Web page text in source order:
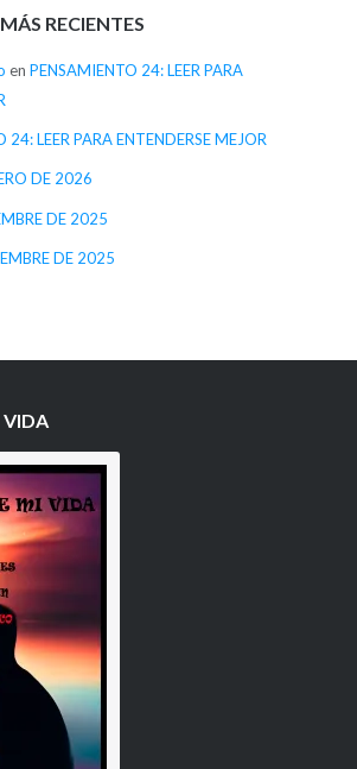
RECIENTES
en PENSAMIENTO 24: LEER PARA
24: LEER PARA ENTENDERSE MEJOR
DE 2026
DE 2025
DE 2025
VIDA